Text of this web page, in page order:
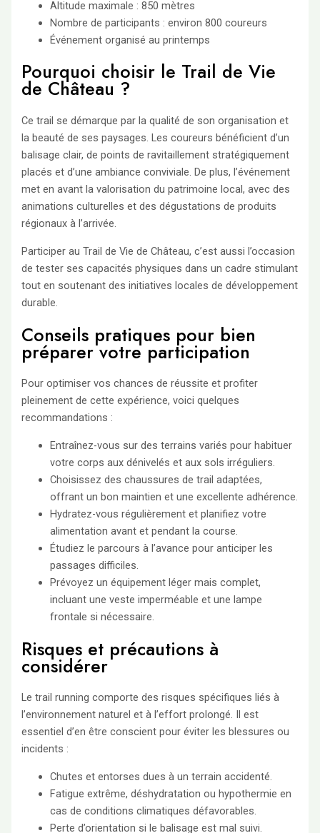
Altitude maximale : 850 mètres
Nombre de participants : environ 800 coureurs
Événement organisé au printemps
Pourquoi choisir le Trail de Vie
de Château ?
Ce trail se démarque par la qualité de son organisation et
la beauté de ses paysages. Les coureurs bénéficient d’un
balisage clair, de points de ravitaillement stratégiquement
placés et d’une ambiance conviviale. De plus, l’événement
met en avant la valorisation du patrimoine local, avec des
animations culturelles et des dégustations de produits
régionaux à l’arrivée.
Participer au Trail de Vie de Château, c’est aussi l’occasion
de tester ses capacités physiques dans un cadre stimulant
tout en soutenant des initiatives locales de développement
durable.
Conseils pratiques pour bien
préparer votre participation
Pour optimiser vos chances de réussite et profiter
pleinement de cette expérience, voici quelques
recommandations :
Entraînez-vous sur des terrains variés pour habituer
votre corps aux dénivelés et aux sols irréguliers.
Choisissez des chaussures de trail adaptées,
offrant un bon maintien et une excellente adhérence.
Hydratez-vous régulièrement et planifiez votre
alimentation avant et pendant la course.
Étudiez le parcours à l’avance pour anticiper les
passages difficiles.
Prévoyez un équipement léger mais complet,
incluant une veste imperméable et une lampe
frontale si nécessaire.
Risques et précautions à
considérer
Le trail running comporte des risques spécifiques liés à
l’environnement naturel et à l’effort prolongé. Il est
essentiel d’en être conscient pour éviter les blessures ou
incidents :
Chutes et entorses dues à un terrain accidenté.
Fatigue extrême, déshydratation ou hypothermie en
cas de conditions climatiques défavorables.
Perte d’orientation si le balisage est mal suivi.